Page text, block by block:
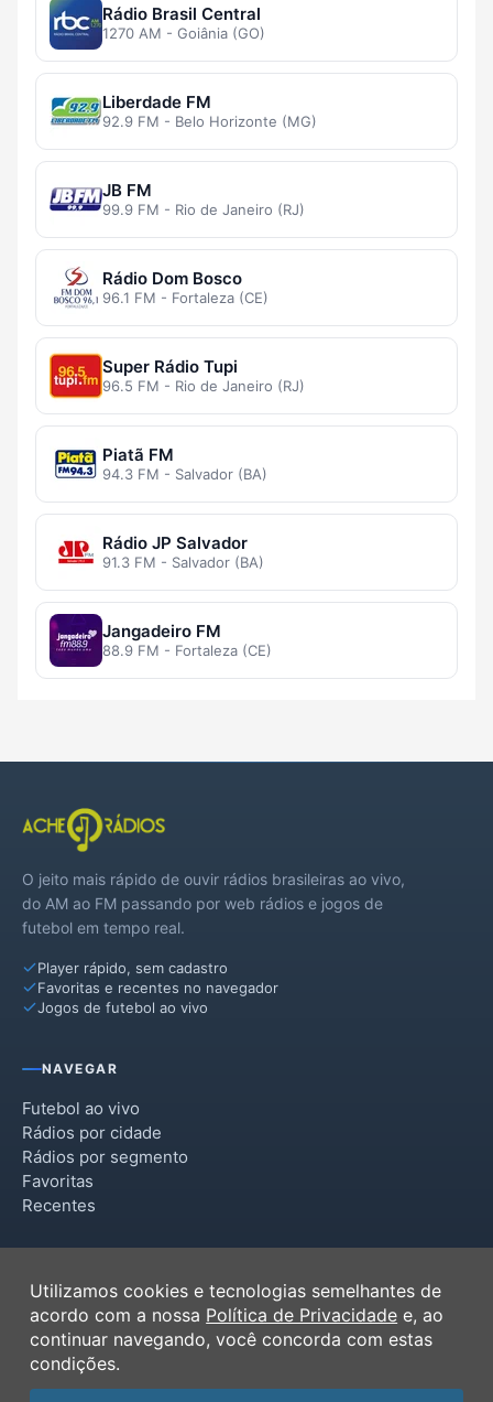
Rádio Brasil Central
1270 AM - Goiânia (GO)
Liberdade FM
92.9 FM - Belo Horizonte (MG)
JB FM
99.9 FM - Rio de Janeiro (RJ)
Rádio Dom Bosco
96.1 FM - Fortaleza (CE)
Super Rádio Tupi
96.5 FM - Rio de Janeiro (RJ)
Piatã FM
94.3 FM - Salvador (BA)
Rádio JP Salvador
91.3 FM - Salvador (BA)
Jangadeiro FM
88.9 FM - Fortaleza (CE)
O jeito mais rápido de ouvir rádios brasileiras ao vivo,
do AM ao FM passando por web rádios e jogos de
futebol em tempo real.
Player rápido, sem cadastro
Favoritas e recentes no navegador
Jogos de futebol ao vivo
NAVEGAR
Futebol ao vivo
Rádios por cidade
Rádios por segmento
Favoritas
Recentes
Termos de Uso
Política de Privacidade
Ferramentas
Contato
Utilizamos cookies e tecnologias semelhantes de
acordo com a nossa Política de Privacidade e, ao
continuar navegando, você concorda com estas
condições.